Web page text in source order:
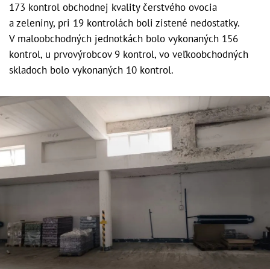
173 kontrol obchodnej kvality čerstvého ovocia
a zeleniny, pri 19 kontrolách boli zistené nedostatky.
V maloobchodných jednotkách bolo vykonaných 156
kontrol, u prvovýrobcov 9 kontrol, vo veľkoobchodných
skladoch bolo vykonaných 10 kontrol.